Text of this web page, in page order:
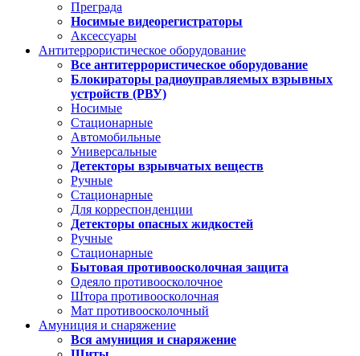
Преграда
Носимые видеорегистраторы
Аксессуары
Антитеррористическое оборудование
Все антитеррористическое оборудование
Блокираторы радиоуправляемых взрывных
устройств (РВУ)
Носимые
Стационарные
Автомобильные
Универсальные
Детекторы взрывчатых веществ
Ручные
Стационарные
Для корреспонденции
Детекторы опасных жидкостей
Ручные
Стационарные
Бытовая противоосколочная защита
Одеяло противоосколочное
Штора противоосколочная
Мат противоосколочный
Амуниция и снаряжение
Вся амуниция и снаряжение